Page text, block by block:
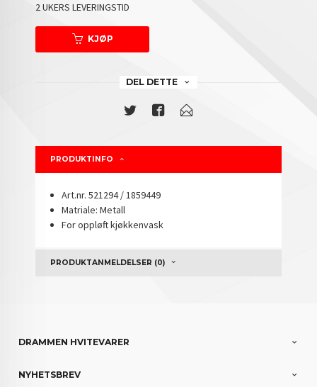
2 UKERS LEVERINGSTID
KJØP
DEL DETTE
PRODUKTINFO
Art.nr. 521294 / 1859449
Matriale: Metall
For oppløft kjøkkenvask
PRODUKTANMELDELSER (0)
DRAMMEN HVITEVARER
NYHETSBREV